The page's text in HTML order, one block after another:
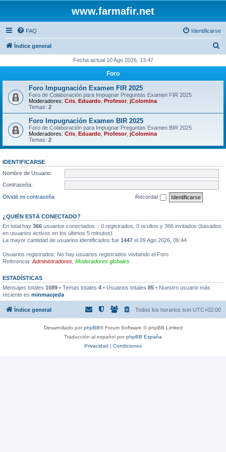
www.farmafir.net
FAQ Identificarse
Índice general
c
Fecha actual 10 Ago 2026, 13:47
Foro
Foro Impugnación Examen FIR 2025
Foro de Colaboración para Impugnar Preguntas Examen FIR 2025
Moderadores: Cris Eduardo Profesor, jColomina
Temas: 2
Foro Impugnación Examen BIR 2025
Foro de Colaboración para Impugnar Preguntas Examen BIR 2025
Moderadores: Cris Eduardo Profesor, jColomina
Temas: 2
IDENTIFICARSE
Nombre de Usuario:
Contraseña:
Olvidé mi contraseña
Recordar
¿QUIÉN ESTÁ CONECTADO?
En total hay 366 usuarios conectados :: 0 registrados, 0 ocultos y 366 invitados (basados
en usuarios activos en los últimos 5 minutos)
La mayor cantidad de usuarios identificados fue 1447 el 09 Ago 2026, 06:44
Usuarios registrados: No hay usuarios registrados visitando el Foro
Referencia: Administradores Moderadores globales
ESTADÍSTICAS
Mensajes totales 1089 • Temas totales 4 • Usuarios totales 85 • Nuestro usuario más
reciente es minmaojeda
Índice general Todos los horarios son UTC+02:00
Desarrollado porphpBB® Forum Software © phpBB Limited
Traducción al español porphpBB España
Privacidad | Condiciones